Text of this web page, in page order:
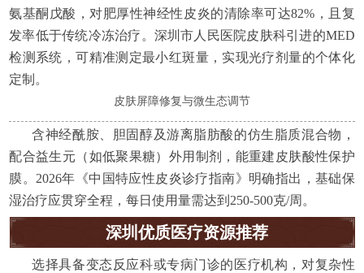
氨基酮戊酸，对肥厚性神经性皮炎的清除率可达82%，且复
发率低于传统冷冻治疗。深圳市人民医院皮肤科引进的MED
检测系统，可精准测定最小红斑量，实现光疗剂量的个体化
定制。
皮肤屏障修复与微生态调节
含神经酰胺、胆固醇及游离脂肪酸的仿生脂质混合物，
配合益生元（如低聚果糖）外用制剂，能重建皮肤酸性保护
膜。2026年《中国特应性皮炎诊疗指南》明确指出，基础保
湿治疗应贯穿全程，每日使用量需达到250-500克/周。
深圳优质医疗资源推荐
选择具备变态反应科或专病门诊的医疗机构，对复杂性